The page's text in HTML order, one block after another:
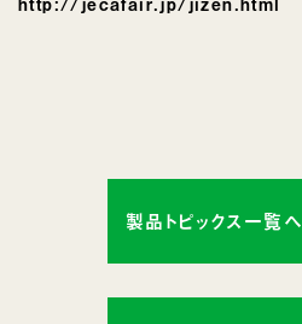
製品トピックス一覧へ